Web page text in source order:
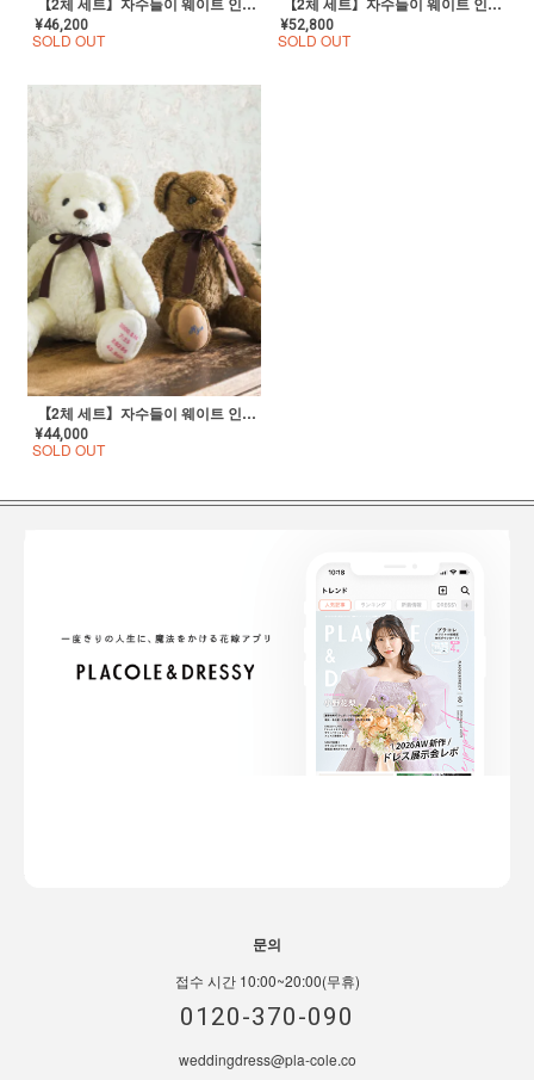
¥46,200
SOLD OUT
¥52,800
SOLD OUT
【2체 세트】자수들이 웨이트 인형(체중 베어)【슈가 베어】
¥44,000
SOLD OUT
문의
접수 시간 10:00~20:00(무휴)
0120-370-090
weddingdress@pla-cole.co